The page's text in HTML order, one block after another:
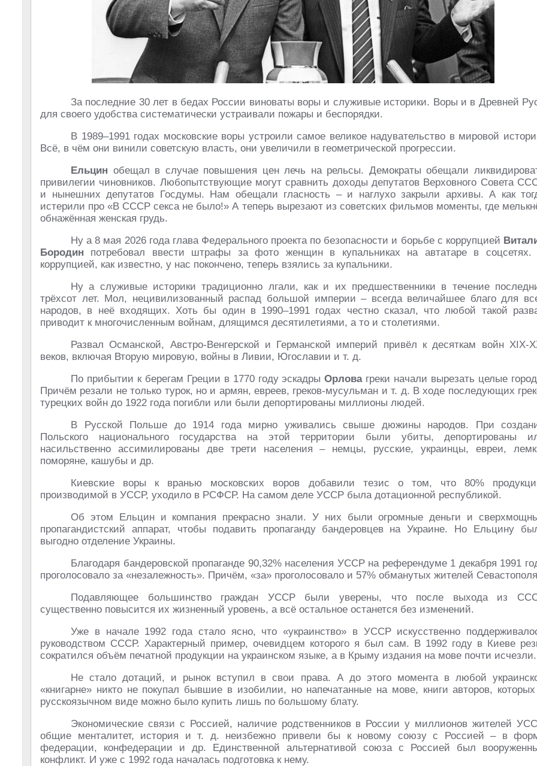
За последние 30 лет в бедах России виноваты воры и служивые историки. Воры и в Древней
для своего удобства систематически устраивали пожары и беспорядки.
В 1989–1991 годах московские воры устроили самое великое надувательство в мировой
Всё, в чём они винили советскую власть, они увеличили в геометрической прогрессии.
Ельцин обещал в случае повышения цен лечь на рельсы. Демократы обещали
привилегии чиновников. Любопытствующие могут сравнить доходы депутатов Верховного Совета
и нынешних депутатов Госдумы. Нам обещали гласность – и наглухо закрыли архивы. А как
истерили про «В СССР секса не было!» А теперь вырезают из советских фильмов моменты, где
обнажённая женская грудь.
Ну а 8 мая 2026 года глава Федерального проекта по безопасности и борьбе с коррупцией
Бородин потребовал ввести штрафы за фото женщин в купальниках на автатаре в
коррупцией, как известно, у нас покончено, теперь взялись за купальники.
Ну а служивые историки традиционно лгали, как и их предшественники в течение
трёхсот лет. Мол, нецивилизованный распад большой империи – всегда величайшее благо для
народов, в неё входящих. Хоть бы один в 1990–1991 годах честно сказал, что любой такой
приводит к многочисленным войнам, длящимся десятилетиями, а то и столетиями.
Развал Османской, Австро-Венгерской и Германской империй привёл к десяткам войн XIX-
веков, включая Вторую мировую, войны в Ливии, Югославии и т. д.
По прибытии к берегам Греции в 1770 году эскадрыОрловагреки начали вырезать целые
Причём резали не только турок, но и армян, евреев, греков-мусульман и т. д. В ходе последующих
турецких войн до 1922 года погибли или были депортированы миллионы людей.
В Русской Польше до 1914 года мирно уживались свыше дюжины народов. При
Польского национального государства на этой территории были убиты, депортированы
насильственно ассимилированы две трети населения – немцы, русские, украинцы, евреи,
поморяне, кашубы и др.
Киевские воры к вранью московских воров добавили тезис о том, что 80%
производимой в УССР, уходило в РСФСР. На самом деле УССР была дотационной республикой.
Об этом Ельцин и компания прекрасно знали. У них были огромные деньги и
пропагандистский аппарат, чтобы подавить пропаганду бандеровцев на Украине. Но Ельцину
выгодно отделение Украины.
Благодаря бандеровской пропаганде 90,32% населения УССР на референдуме 1 декабря 1991
проголосовало за «незалежность». Причём, «за» проголосовало и 57% обманутых жителей
Подавляющее большинство граждан УССР были уверены, что после выхода из
существенно повысится их жизненный уровень, а всё остальное останется без изменений.
Уже в начале 1992 года стало ясно, что «украинство» в УССР искусственно
руководством СССР. Характерный пример, очевидцем которого я был сам. В 1992 году в Киеве
сократился объём печатной продукции на украинском языке, а в Крыму издания на мове почти исчезли.
Не стало дотаций, и рынок вступил в свои права. А до этого момента в любой
«книгарне» никто не покупал бывшие в изобилии, но напечатанные на мове, книги авторов,
русскоязычном виде можно было купить лишь по большому блату.
Экономические связи с Россией, наличие родственников в России у миллионов жителей
общие менталитет, история и т. д. неизбежно привели бы к новому союзу с Россией – в
федерации, конфедерации и др. Единственной альтернативой союза с Россией был
конфликт. И уже с 1992 года началась подготовка к нему.